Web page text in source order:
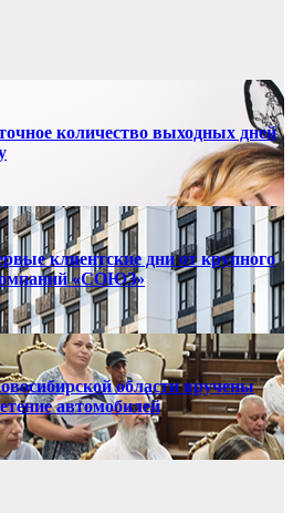
количество выходных дней
клиентские дни от крупного
«СОЮЗ»
области вручены
автомобилей